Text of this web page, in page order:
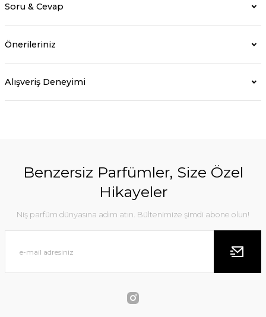
Soru & Cevap
Önerileriniz
Alışveriş Deneyimi
Benzersiz Parfümler, Size Özel
Hikayeler
Niş parfüm dünyasına adım atın. Bültenimize şimdi abone olun!